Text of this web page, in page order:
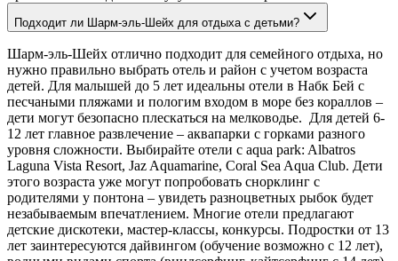
Подходит ли Шарм-эль-Шейх для отдыха с детьми?
Шарм-эль-Шейх отлично подходит для семейного отдыха, но
нужно правильно выбрать отель и район с учетом возраста
детей. Для малышей до 5 лет идеальны отели в Набк Бей с
песчаными пляжами и пологим входом в море без кораллов –
дети могут безопасно плескаться на мелководье. Для детей 6-
12 лет главное развлечение – аквапарки с горками разного
уровня сложности. Выбирайте отели с aqua park: Albatros
Laguna Vista Resort, Jaz Aquamarine, Coral Sea Aqua Club. Дети
этого возраста уже могут попробовать снорклинг с
родителями у понтона – увидеть разноцветных рыбок будет
незабываемым впечатлением. Многие отели предлагают
детские дискотеки, мастер-классы, конкурсы. Подростки от 13
лет заинтересуются дайвингом (обучение возможно с 12 лет),